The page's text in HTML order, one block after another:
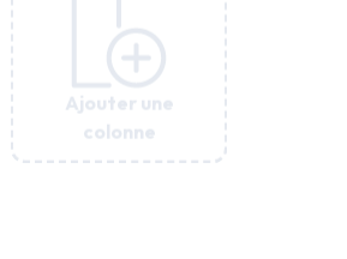
Ajouter une
colonne
Ajouter une
colonne
Ajouter une
colonne
Ajouter une
colonne
Ajouter une
colonne
Ajouter une
colonne